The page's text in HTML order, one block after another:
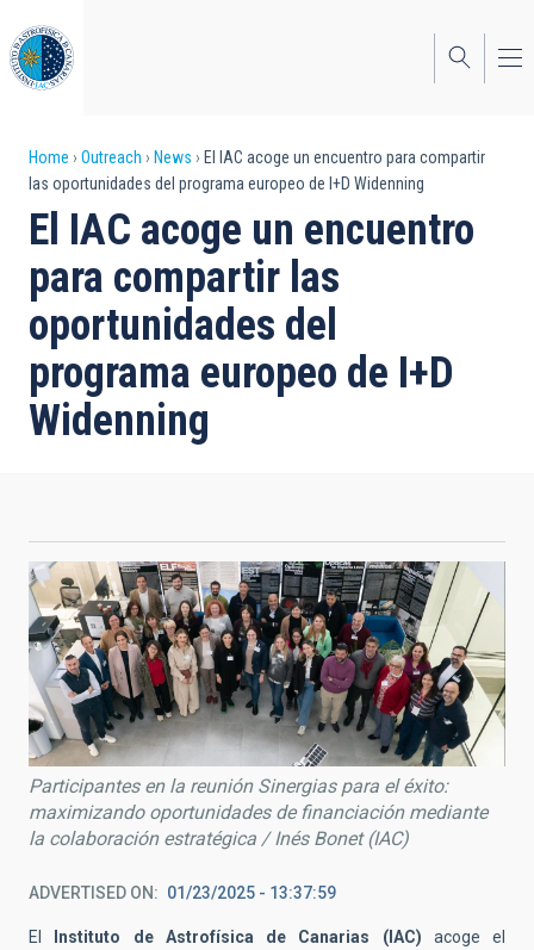
to
main
content
Breadcrumb
Home Outreach News
El IAC acoge un encuentro para compartir
las oportunidades del programa europeo de I+D Widenning
El IAC acoge un encuentro
para compartir las
oportunidades del
programa europeo de I+D
Widenning
Participantes en la reunión Sinergias para el éxito:
maximizando oportunidades de financiación mediante
la colaboración estratégica / Inés Bonet (IAC)
ADVERTISED ON 01/23/2025 - 13:37:59
El Instituto de Astrofísica de Canarias (IAC) acoge el